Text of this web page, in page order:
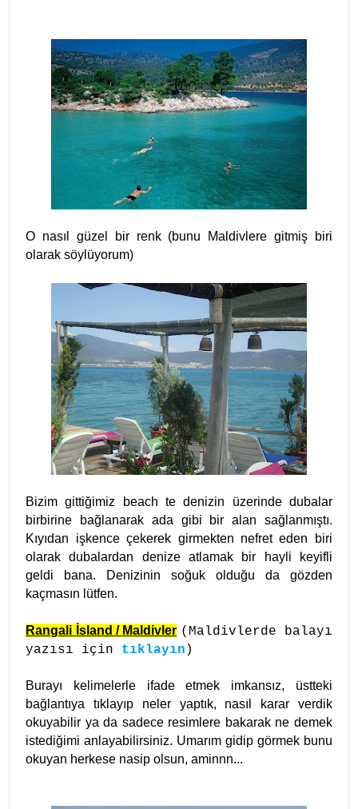
O nasıl güzel bir renk (bunu Maldivlere gitmiş biri
olarak söylüyorum)
Bizim gittiğimiz beach te denizin üzerinde dubalar
birbirine bağlanarak ada gibi bir alan sağlanmıştı.
Kıyıdan işkence çekerek girmekten nefret eden biri
olarak dubalardan denize atlamak bir hayli keyifli
geldi bana. Denizinin soğuk olduğu da gözden
kaçmasın lütfen.
Rangali İsland / Maldivler (Maldivlerde balayı
yazısı için tıklayın )
Burayı kelimelerle ifade etmek imkansız, üstteki
bağlantıya tıklayıp neler yaptık, nasıl karar verdik
okuyabilir ya da sadece resimlere bakarak ne demek
istediğimi anlayabilirsiniz. Umarım gidip görmek bunu
okuyan herkese nasip olsun, aminnn...